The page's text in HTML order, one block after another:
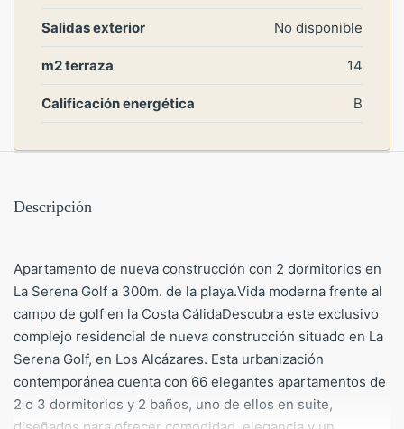
Salidas exterior No disponible
m2 terraza 14
Calificación energética B
Descripción
Apartamento de nueva construcción con 2 dormitorios en
La Serena Golf a 300m. de la playa.Vida moderna frente al
campo de golf en la Costa CálidaDescubra este exclusivo
complejo residencial de nueva construcción situado en La
Serena Golf, en Los Alcázares. Esta urbanización
contemporánea cuenta con 66 elegantes apartamentos de
2 o 3 dormitorios y 2 baños, uno de ellos en suite,